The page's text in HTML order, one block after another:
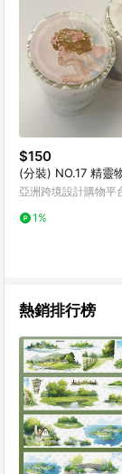
$150
(分裝) NO.17 精靈
亞洲跨境設計購物平
1%
熱銷排行榜